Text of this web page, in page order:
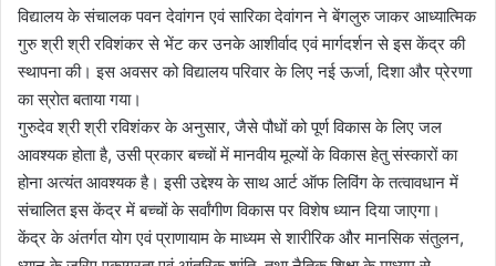
विद्यालय के संचालक पवन देवांगन एवं सारिका देवांगन ने बेंगलुरु जाकर आध्यात्मिक
गुरु श्री श्री रविशंकर से भेंट कर उनके आशीर्वाद एवं मार्गदर्शन से इस केंद्र की
स्थापना की। इस अवसर को विद्यालय परिवार के लिए नई ऊर्जा, दिशा और प्रेरणा
का स्रोत बताया गया।
गुरुदेव श्री श्री रविशंकर के अनुसार, जैसे पौधों को पूर्ण विकास के लिए जल
आवश्यक होता है, उसी प्रकार बच्चों में मानवीय मूल्यों के विकास हेतु संस्कारों का
होना अत्यंत आवश्यक है। इसी उद्देश्य के साथ आर्ट ऑफ लिविंग के तत्वावधान में
संचालित इस केंद्र में बच्चों के सर्वांगीण विकास पर विशेष ध्यान दिया जाएगा।
केंद्र के अंतर्गत योग एवं प्राणायाम के माध्यम से शारीरिक और मानसिक संतुलन,